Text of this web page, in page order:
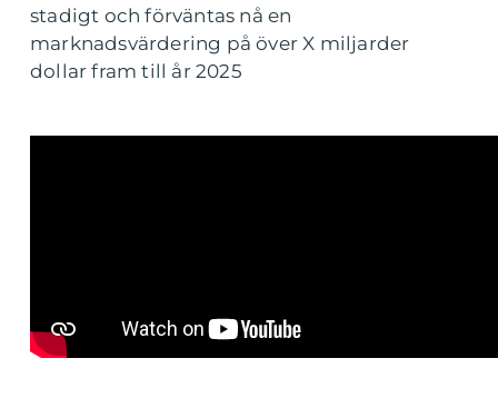
stadigt och förväntas nå en
marknadsvärdering på över X miljarder
dollar fram till år 2025